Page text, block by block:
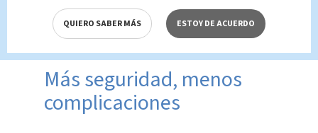
Más seguridad, menos
complicaciones
QUIERO SABER MÁS ESTOY DE ACUERDO